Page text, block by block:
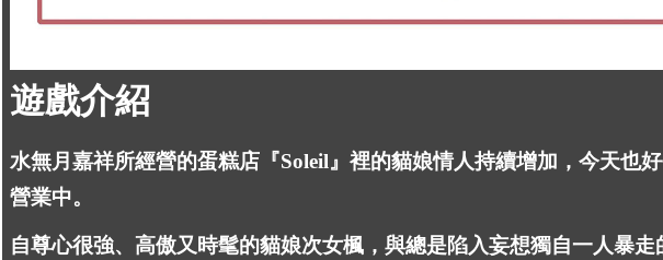
遊戲介紹
水無月嘉祥所經營的蛋糕店『Soleil』裡的貓娘情人持續增加，今天也
營業中。
自尊心很強、高傲又時髦的貓娘次女楓，與總是陷入妄想獨自一人暴走